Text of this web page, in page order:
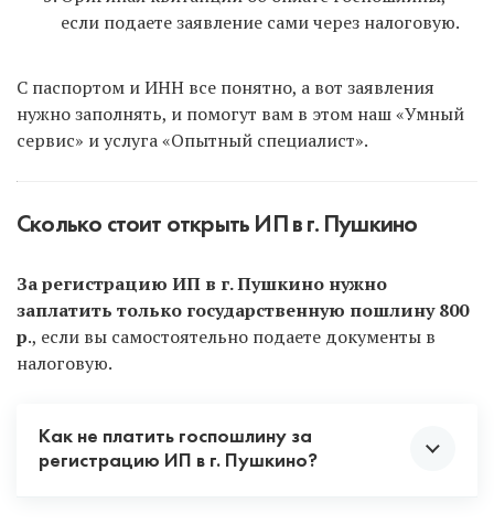
если подаете заявление сами через налоговую.
С паспортом и ИНН все понятно, а вот заявления
нужно заполнять, и помогут вам в этом наш «Умный
сервис» и услуга «Опытный специалист».
Сколько стоит открыть ИП в г. Пушкино
За регистрацию ИП в г. Пушкино нужно
заплатить только государственную пошлину 800
р., если вы самостоятельно подаете документы в
налоговую.
Как не платить госпошлину за
регистрацию ИП в г. Пушкино?